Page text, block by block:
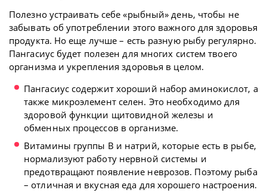
Полезно устраивать себе «рыбный» день, чтобы не
забывать об употреблении этого важного для здоровья
продукта. Но еще лучше – есть разную рыбу регулярно.
Пангасиус будет полезен для многих систем твоего
организма и укрепления здоровья в целом.
Пангасиус содержит хороший набор аминокислот, а
также микроэлемент селен. Это необходимо для
здоровой функции щитовидной железы и
обменных процессов в организме.
Витамины группы В и натрий, которые есть в рыбе,
нормализуют работу нервной системы и
предотвращают появление неврозов. Поэтому рыба
– отличная и вкусная еда для хорошего настроения.